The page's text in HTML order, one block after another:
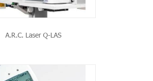
A.R.C. Laser Q-LAS